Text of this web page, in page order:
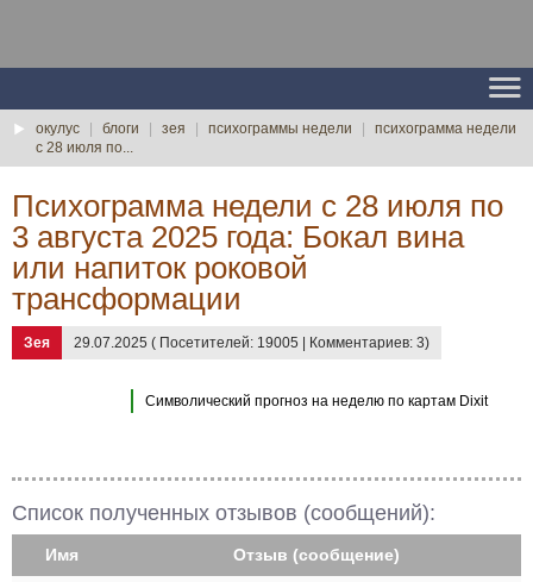
окулус блоги зея психограммы недели
психограмма недели
с 28 июля по...
Психограмма недели с 28 июля по
3 августа 2025 года: Бокал вина
или напиток роковой
трансформации
Зея 29.07.2025 ( Посетителей: 19005 | Комментариев: 3)
Символический прогноз на неделю по картам Dixit
Список полученных отзывов (сообщений):
Имя Отзыв (сообщение)